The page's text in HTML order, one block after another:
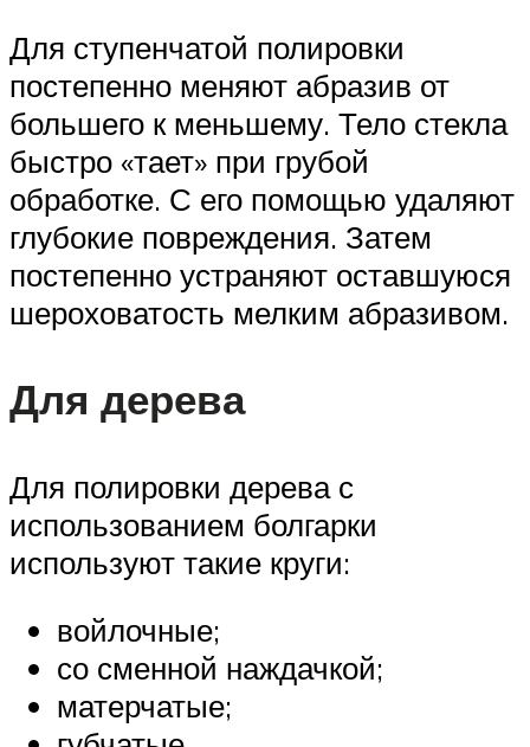
Для ступенчатой полировки
постепенно меняют абразив от
большего к меньшему. Тело стекла
быстро «тает» при грубой
обработке. С его помощью удаляют
глубокие повреждения. Затем
постепенно устраняют оставшуюся
шероховатость мелким абразивом.
Для дерева
Для полировки дерева с
использованием болгарки
используют такие круги:
войлочные;
со сменной наждачкой;
матерчатые;